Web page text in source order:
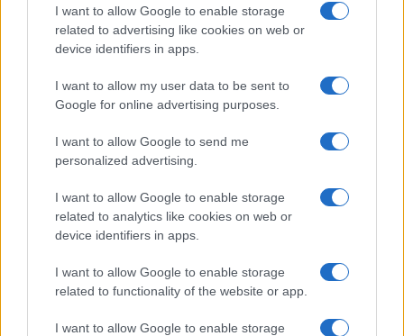
I want to allow Google to enable storage
related to advertising like cookies on web or
device identifiers in apps.
I want to allow my user data to be sent to
Google for online advertising purposes.
I want to allow Google to send me
personalized advertising.
I want to allow Google to enable storage
related to analytics like cookies on web or
device identifiers in apps.
I want to allow Google to enable storage
related to functionality of the website or app.
I want to allow Google to enable storage
elettriche
Andrea Conforti · 8 Ago 2026
RECENSIONI TECH